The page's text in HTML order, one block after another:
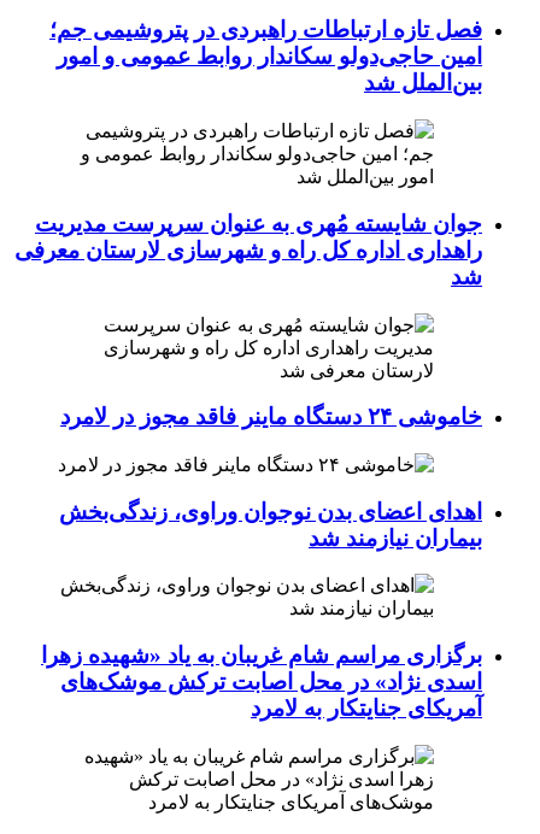
فصل تازه ارتباطات راهبردی در پتروشیمی جم؛
امین حاجی‌دولو سکاندار روابط عمومی و امور
بین‌الملل شد
جوان شایسته مُهری به عنوان سرپرست مدیریت
راهداری اداره کل راه و شهرسازی لارستان معرفی
شد
خاموشی ۲۴ دستگاه ماینر فاقد مجوز در لامرد
اهدای اعضای بدن نوجوان وراوی، زندگی‌بخش
بیماران نیازمند شد
برگزاری مراسم شام غریبان به یاد «شهیده زهرا
اسدی نژاد» در محل اصابت ترکش موشک‌های
آمریکای جنایتکار به لامرد